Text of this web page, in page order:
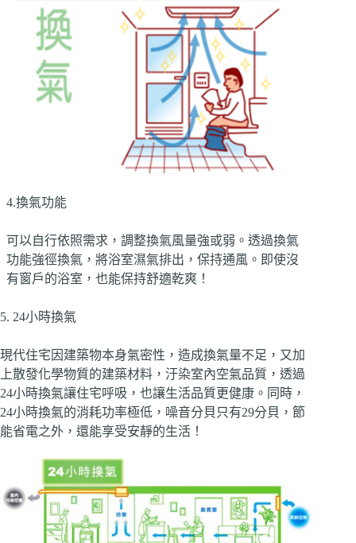
4.換氣功能
可以自行依照需求，調整換氣風量強或弱。透過換氣
功能強徑換氣，將浴室濕氣排出，保持通風。即使沒
有窗戶的浴室，也能保持舒適乾爽！
5. 24小時換氣
現代住宅因建築物本身氣密性，造成換氣量不足，又加
上散發化學物質的建築材料，汙染室內空氣品質，透過
24小時換氣讓住宅呼吸，也讓生活品質更健康。同時，
24小時換氣的消耗功率極低，噪音分貝只有29分貝，節
能省電之外，還能享受安靜的生活！